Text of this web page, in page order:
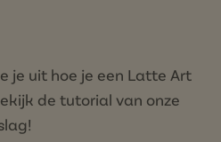
je uit hoe je een Latte Art
de tutorial van onze